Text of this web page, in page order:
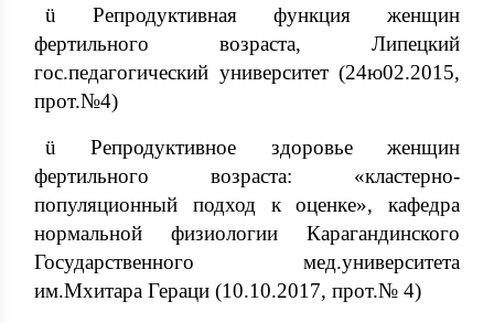
ü Репродуктивная функция женщин
фертильного возраста, Липецкий
гос.педагогический университет (24ю02.2015,
прот.№4)
ü Репродуктивное здоровье женщин
фертильного возраста: «кластерно-
популяционный подход к оценке», кафедра
нормальной физиологии Карагандинского
Государственного мед.университета
им.Мхитара Гераци (10.10.2017, прот.№ 4)